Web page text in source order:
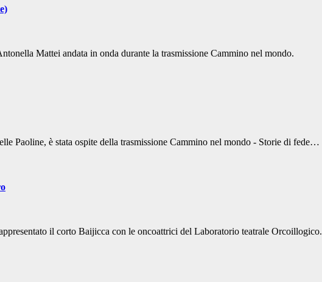
Mattei andata in onda durante la trasmissione Cammino nel mondo.
Paoline, è stata ospite della trasmissione Cammino nel mondo - Storie di fede…
il corto Baijicca con le oncoattrici del Laboratorio teatrale Orcoillogico.